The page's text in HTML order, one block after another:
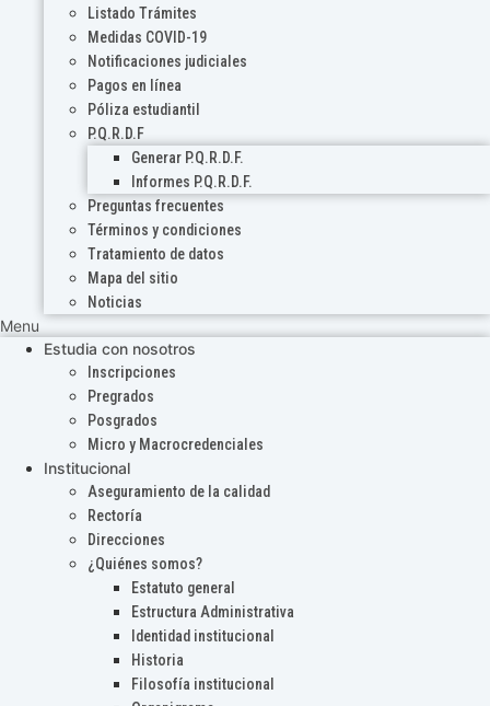
Listado Trámites
Medidas COVID-19
Notificaciones judiciales
Pagos en línea
Póliza estudiantil
P.Q.R.D.F
Generar P.Q.R.D.F.
Informes P.Q.R.D.F.
Preguntas frecuentes
Términos y condiciones
Tratamiento de datos
Mapa del sitio
Noticias
Menu
Estudia con nosotros
Inscripciones
Pregrados
Posgrados
Micro y Macrocredenciales
Institucional
Aseguramiento de la calidad
Rectoría
Direcciones
¿Quiénes somos?
Estatuto general
Estructura Administrativa
Identidad institucional
Historia
Filosofía institucional